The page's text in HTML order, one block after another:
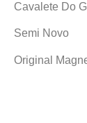
Cavalete Do
Semi Novo
Original